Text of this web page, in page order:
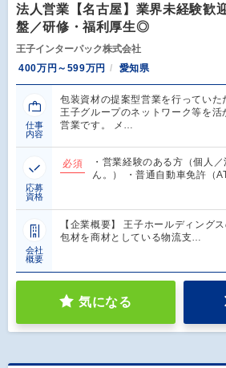
法人営業【名古屋】業界未経験歓
盤／研修・福利厚生◎
王子インターパック株式会社
400万円～599万円
愛知県
仕事
内容
包装資材の提案型営業を行っていた
王子グループのネットワーク等を
営業です。 メ…
応募
資格
必須
・営業経験のある方（個人
ん。） ・普通自動車免許（
会社
概要
【企業概要】 王子ホールディング
包材を商材としている物流支…
気になる